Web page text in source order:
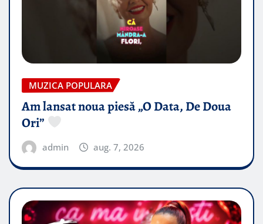
MUZICA POPULARA
Am lansat noua piesă „O Data, De Doua
Ori”
admin aug. 7, 2026